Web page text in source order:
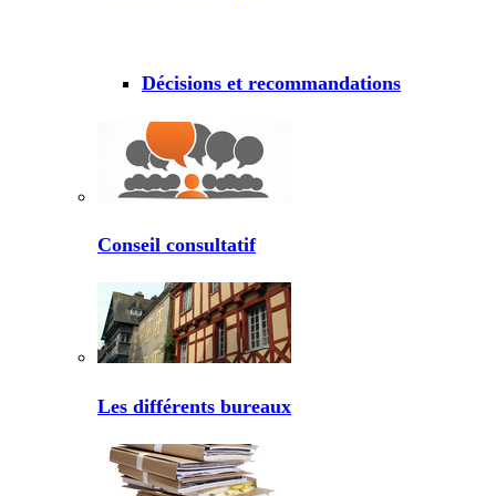
Décisions et recommandations
Conseil consultatif
Les différents bureaux